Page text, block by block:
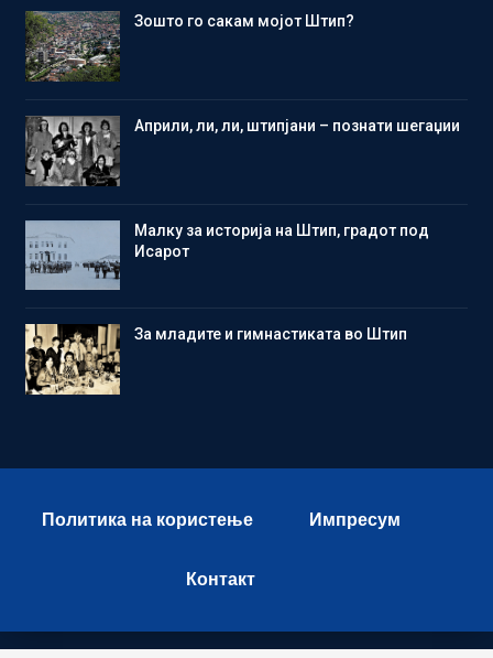
Зошто го сакам мојот Штип?
Aприли, ли, ли, штипјани – познати шегаџии
Малку за историја на Штип, градот под
Исарот
Зa младите и гимнастиката во Штип
Политика на користење Импресум
Контакт